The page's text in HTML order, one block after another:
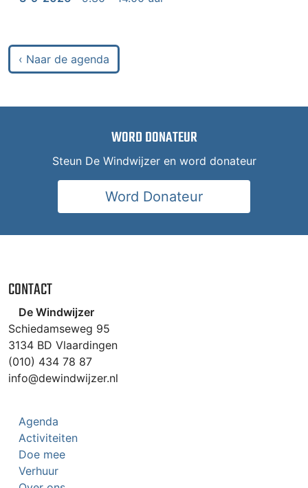
‹ Naar de agenda
WORD DONATEUR
Steun De Windwijzer en word donateur
Word Donateur
CONTACT
De Windwijzer
Schiedamseweg 95
3134 BD Vlaardingen
(010) 434 78 87
info@dewindwijzer.nl
Agenda
Activiteiten
Doe mee
Verhuur